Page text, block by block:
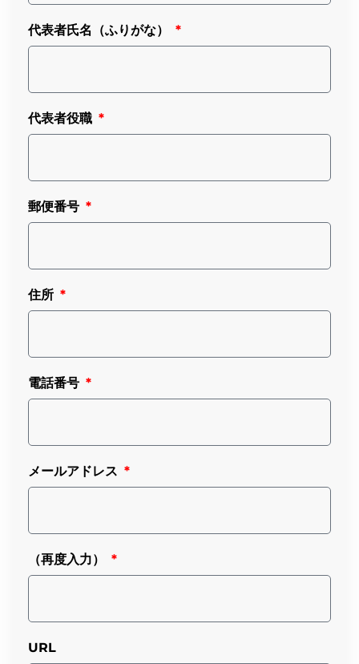
代表者氏名（ふりがな）
代表者役職
郵便番号
住所
電話番号
メールアドレス
（再度入力）
URL